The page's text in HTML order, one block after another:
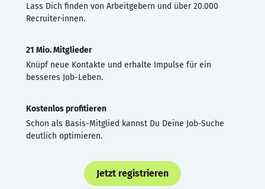
Lass Dich finden von Arbeitgebern und über 20.000
Recruiter·innen.
21 Mio. Mitglieder
Knüpf neue Kontakte und erhalte Impulse für ein
besseres Job-Leben.
Kostenlos profitieren
Schon als Basis-Mitglied kannst Du Deine Job-Suche
deutlich optimieren.
Jetzt registrieren